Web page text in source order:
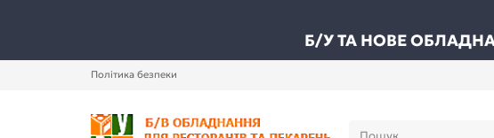
Б/У ТА НОВЕ
Політика безпеки